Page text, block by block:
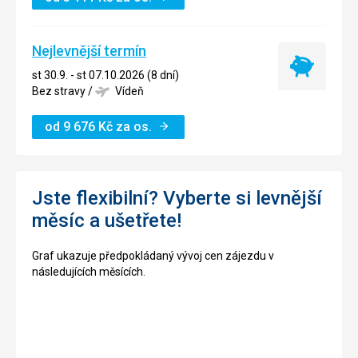
Nejlevnější termín
st 30.9. - st 07.10.2026 (8 dní)
Bez stravy/ Vídeň
od 9 676 Kč za os.
Nejlevnější
Jste flexibilní? Vyberte si levnější
měsíc a ušetřete!
Graf ukazuje předpokládaný vývoj cen zájezdu v
následujících měsících.